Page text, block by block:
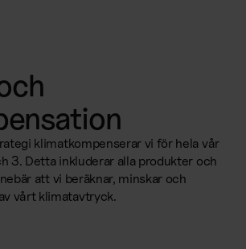
klimatkompenserar vi för hela vår
3. Detta inkluderar alla produkter och
att vi beräknar, minskar och
vårt klimatavtryck.